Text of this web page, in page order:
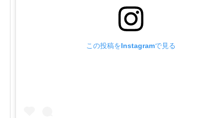
この投稿をInstagramで見る